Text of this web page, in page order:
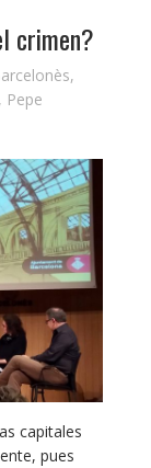
crimen?
,
, Pepe
capitales
pues